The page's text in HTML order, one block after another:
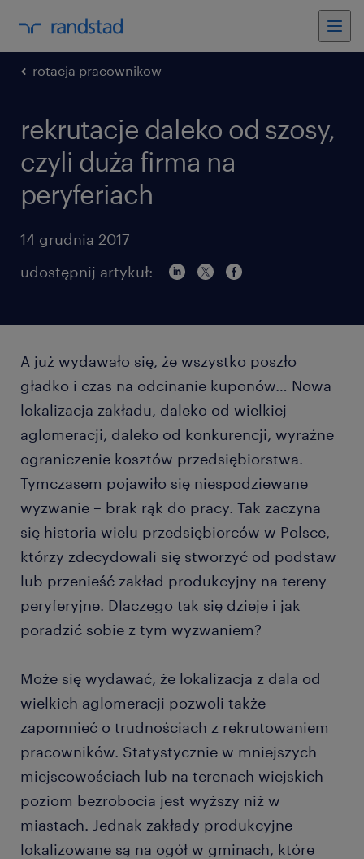
rotacja pracownikow
rekrutacje daleko od szosy,
czyli duża firma na
peryferiach
14 grudnia 2017
udostępnij artykuł:
A już wydawało się, że wszystko poszło
gładko i czas na odcinanie kuponów… Nowa
lokalizacja zakładu, daleko od wielkiej
aglomeracji, daleko od konkurencji, wyraźne
ograniczenie kosztów przedsiębiorstwa.
Tymczasem pojawiło się niespodziewane
wyzwanie – brak rąk do pracy. Tak zaczyna
się historia wielu przedsiębiorców w Polsce,
którzy zdecydowali się stworzyć od podstaw
lub przenieść zakład produkcyjny na tereny
peryferyjne. Dlaczego tak się dzieje i jak
poradzić sobie z tym wyzwaniem?
Może się wydawać, że lokalizacja z dala od
wielkich aglomeracji pozwoli także
zapomnieć o trudnościach z rekrutowaniem
pracowników. Statystycznie w mniejszych
miejscowościach lub na terenach wiejskich
poziom bezrobocia jest wyższy niż w
miastach. Jednak zakłady produkcyjne
lokalizowane są na ogół w gminach, które